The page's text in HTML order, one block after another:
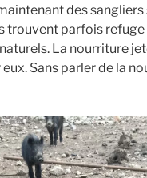
des sangliers
trouvent parfois refuge
La nourriture
Sans parler de la